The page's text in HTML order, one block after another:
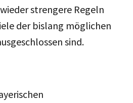
strengere Regeln
der bislang möglichen
sind.